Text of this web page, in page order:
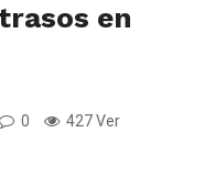
en
0 427 Ver